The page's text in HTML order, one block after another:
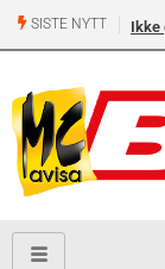
SISTE NYTT Ikke